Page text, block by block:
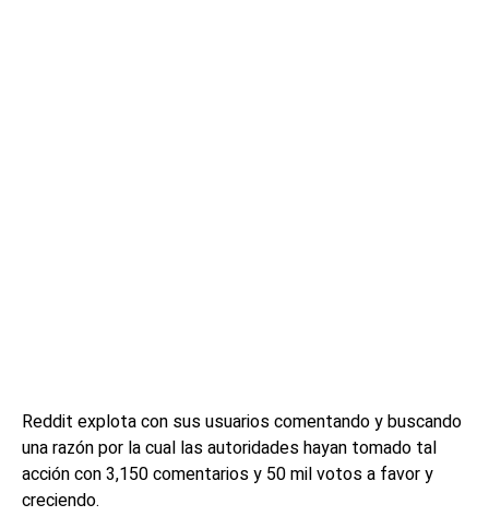
Reddit explota con sus usuarios comentando y buscando
una razón por la cual las autoridades hayan tomado tal
acción con 3,150 comentarios y 50 mil votos a favor y
creciendo.